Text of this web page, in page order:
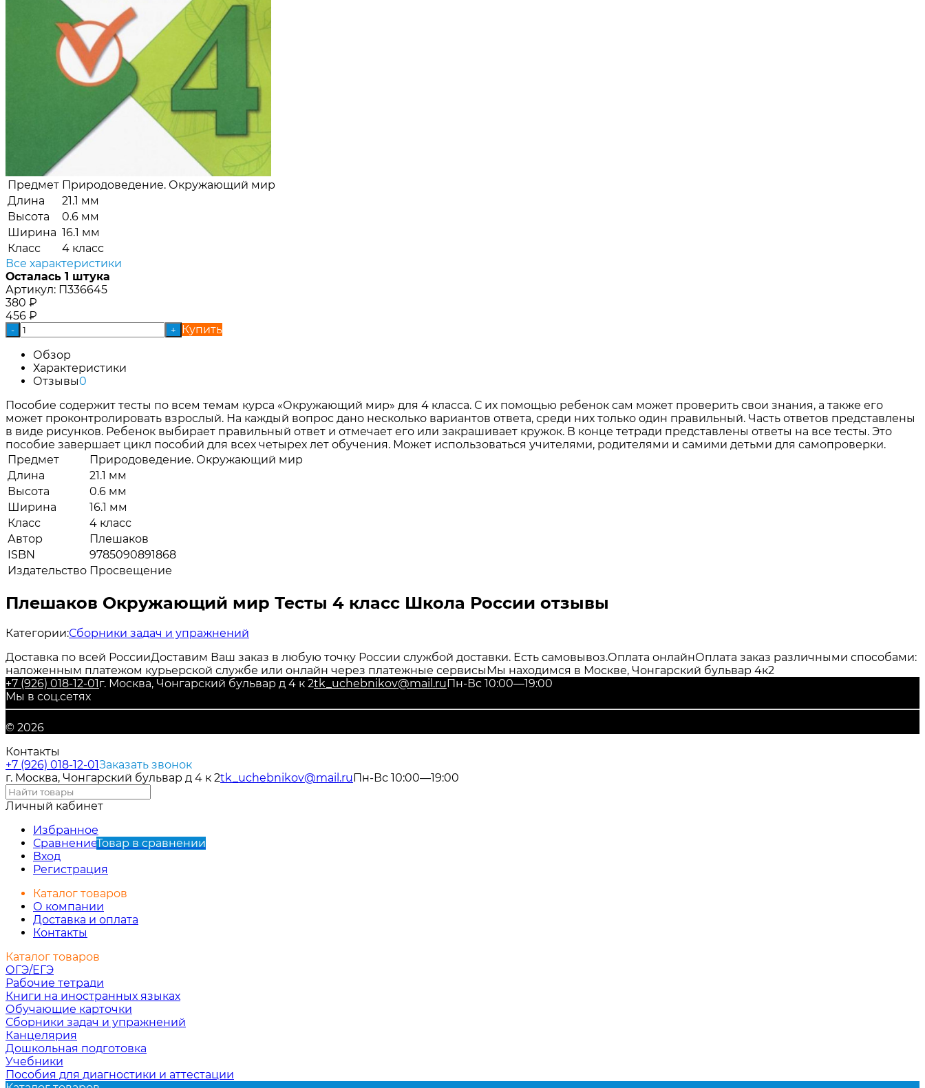
Предмет Природоведение. Окружающий мир
Длина
21.1 мм
Высота
0.6 мм
Ширина 16.1 мм
Класс
4 класс
Все характеристики
Осталась 1 штука
Артикул: П336645
380 ₽
456 ₽
- +
Купить
Обзор
Характеристики
Отзывы0
Пособие содержит тесты по всем темам курса «Окружающий мир» для 4 класса. С их помощью ребенок сам может проверить свои знания, а также его
может проконтролировать взрослый. На каждый вопрос дано несколько вариантов ответа, среди них только один правильный. Часть ответов представлены
в виде рисунков. Ребенок выбирает правильный ответ и отмечает его или закрашивает кружок. В конце тетради представлены ответы на все тесты. Это
пособие завершает цикл пособий для всех четырех лет обучения. Может использоваться учителями, родителями и самими детьми для самопроверки.
Предмет
Природоведение. Окружающий мир
Длина
21.1 мм
Высота
0.6 мм
Ширина
16.1 мм
Класс
4 класс
Автор
Плешаков
ISBN
9785090891868
Издательство Просвещение
Плешаков Окружающий мир Тесты 4 класс Школа России отзывы
Категории:Сборники задач и упражнений
Доставка по всей РоссииДоставим Ваш заказ в любую точку России службой доставки. Есть самовывоз.Оплата онлайнОплата заказ различными способами:
наложенным платежом курьерской службе или онлайн через платежные сервисыМы находимся в Москве, Чонгарский бульвар 4к2
+7 (926) 018-12-01г. Москва, Чонгарский бульвар д 4 к 2tk_uchebnikov@mail.ruПн-Вс 10:00—19:00
Мы в соц.сетях
© 2026
Контакты
+7 (926) 018-12-01Заказать звонок
г. Москва, Чонгарский бульвар д 4 к 2tk_uchebnikov@mail.ruПн-Вс 10:00—19:00
Личный кабинет
Избранное
СравнениеТовар в сравнении
Вход
Регистрация
Каталог товаров
О компании
Доставка и оплата
Контакты
Каталог товаров
ОГЭ/ЕГЭ
Рабочие тетради
Книги на иностранных языках
Обучающие карточки
Сборники задач и упражнений
Канцелярия
Дошкольная подготовка
Учебники
Пособия для диагностики и аттестации